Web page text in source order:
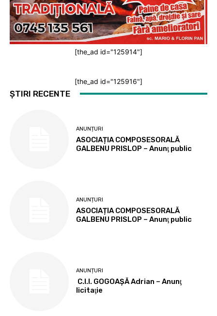
[the_ad id="125914"]
[the_ad id="125916"]
ȘTIRI RECENTE
ANUNȚURI
ASOCIAȚIA COMPOSESORALĂ
GALBENU PRISLOP – Anunţ public
ANUNȚURI
ASOCIAȚIA COMPOSESORALĂ
GALBENU PRISLOP – Anunţ public
ANUNȚURI
C.I.I. GOGOAŞĂ Adrian – Anunţ
licitaţie